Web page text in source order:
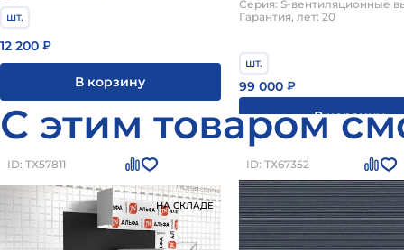
шт.
12 200 ₽
В корзину
Гарантия, лет: 20
шт.
99 000₽
В корзину
С этим товаром
ID: ТХ57811
НА СКЛАДЕ
ID: ТХ67352